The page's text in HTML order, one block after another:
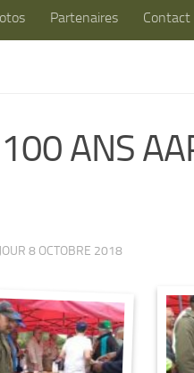
Partenaires Contact
ANS
8 OCTOBRE 2018